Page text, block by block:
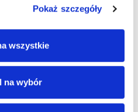
Pokaż szczegóły
wszystkie
na wybór
/ USB)
USB)
USB